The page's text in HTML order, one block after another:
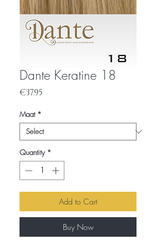
Dante Keratine 18
€37.95
Maat *
Quantity *
Add to Cart
Buy Now